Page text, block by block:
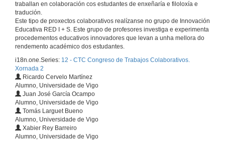
traballan en colaboración cos estudantes de enxeñaría e filoloxía e
tradución.
Este tipo de proxectos colaborativos realízanse no grupo de Innovación
Educativa RED I + S. Este grupo de profesores investiga e experimenta
procedementos educativos innovadores que levan a unha mellora do
rendemento académico dos estudantes.
i18n.one.Series: 12 - CTC Congreso de Trabajos Colaborativos.
Xornada 2
Ricardo Cervelo Martínez
Alumno, Universidade de Vigo
Juan José García Ocampo
Alumno, Universidade de Vigo
Tomás Larguet Bueno
Alumno, Universidade de Vigo
Xabier Rey Barreiro
Alumno, Universidade de Vigo
Intrervención de José Luis González Cespón y Mª Isabel Doval
29 de abr. de 2019
Proxecto de centro equino